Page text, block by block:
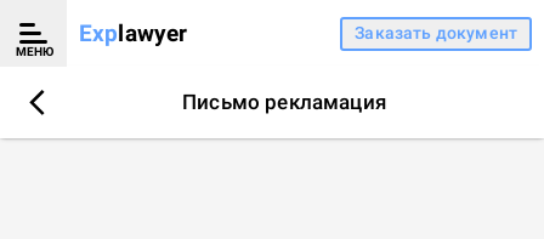
МЕНЮ
Explawyer Заказать документ
Письмо рекламация